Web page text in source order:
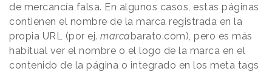
de mercancía falsa. En algunos casos, estas páginas
contienen el nombre de la marca registrada en la
propia URL (por ej. marcabarato.com), pero es más
habitual ver el nombre o el logo de la marca en el
contenido de la página o integrado en los meta tags